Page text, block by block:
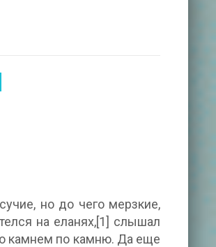
но до чего мерзкие,
на еланях,[1] слышал
камнем по камню. Да еще